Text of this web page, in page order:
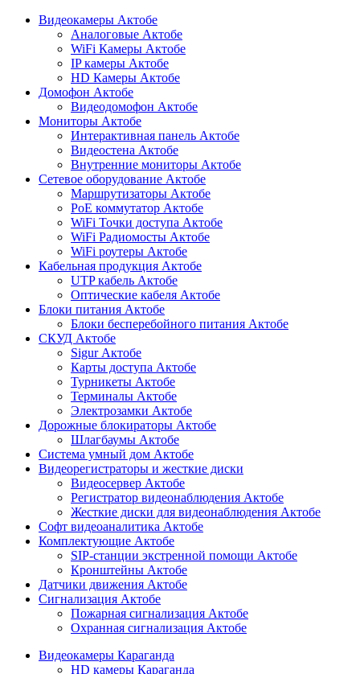
Видеокамеры Актобе
Аналоговые Актобе
WiFi Камеры Актобе
IP камеры Актобе
HD Камеры Актобе
Домофон Актобе
Видеодомофон Актобе
Мониторы Актобе
Интерактивная панель Актобе
Видеостена Актобе
Внутренние мониторы Актобе
Сетевое оборудование Актобе
Маршрутизаторы Актобе
PoE коммутатор Актобе
WiFi Точки доступа Актобе
WiFi Радиомосты Актобе
WiFi роутеры Актобе
Кабельная продукция Актобе
UTP кабель Актобе
Оптические кабеля Актобе
Блоки питания Актобе
Блоки бесперебойного питания Актобе
СКУД Актобе
Sigur Актобе
Карты доступа Актобе
Турникеты Актобе
Терминалы Актобе
Электрозамки Актобе
Дорожные блокираторы Актобе
Шлагбаумы Актобе
Система умный дом Актобе
Видеорегистраторы и жесткие диски
Видеосервер Актобе
Регистратор видеонаблюдения Актобе
Жесткие диски для видеонаблюдения Актобе
Софт видеоаналитика Актобе
Комплектующие Актобе
SIP-станции экстренной помощи Актобе
Кронштейны Актобе
Датчики движения Актобе
Сигнализация Актобе
Пожарная сигнализация Актобе
Охранная сигнализация Актобе
Видеокамеры Караганда
HD камеры Караганда